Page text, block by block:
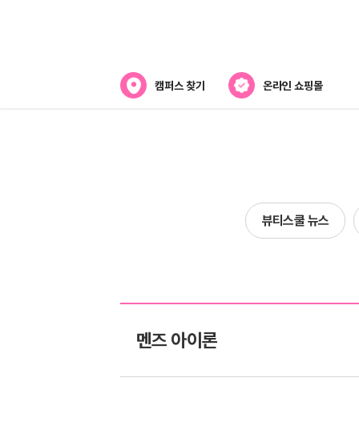
캠퍼스 찾기 온라인 쇼핑몰
전국캠퍼스 찾기
제휴협력사
뷰티스쿨 뉴스
멘즈 아이론